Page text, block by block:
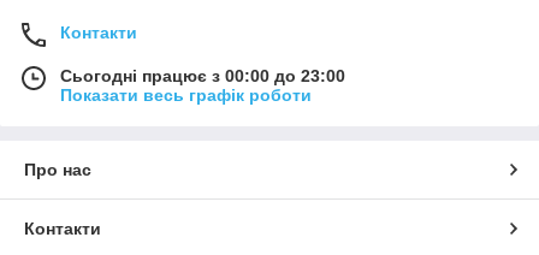
Контакти
Сьогодні працює з 00:00 до 23:00
Показати весь графік роботи
Про нас
Контакти